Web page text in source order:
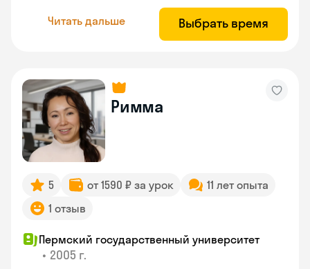
Читать дальше Выбрать время
Римма
5 от 1590 ₽ за урок
11 лет опыта
1 отзыв
Пермский государственный университет
• 2005 г.